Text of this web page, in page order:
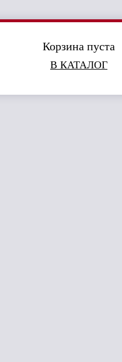
Корзина пуста
В КАТАЛОГ